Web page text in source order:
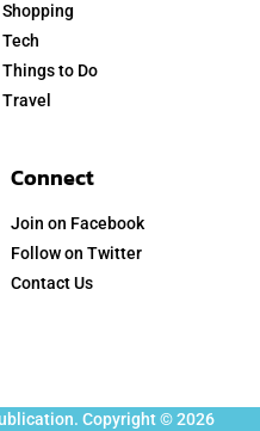
Shopping
Tech
Things to Do
Travel
Connect
Join on Facebook
Follow on Twitter
Contact Us
Copyright © 2026